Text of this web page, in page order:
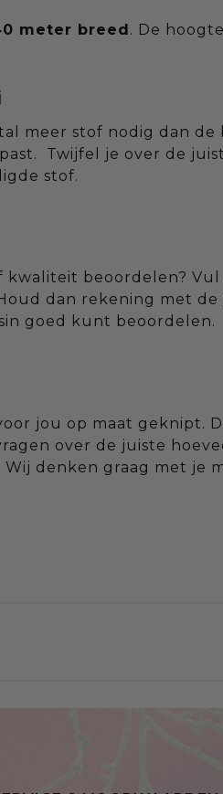
meter breed. De
meer stof nodig dan
Twijfel je over de
stof.
beoordelen? Vul
dan rekening met de
goed kunt beoordelen.
jou op maat
over de juiste
denken graag met je